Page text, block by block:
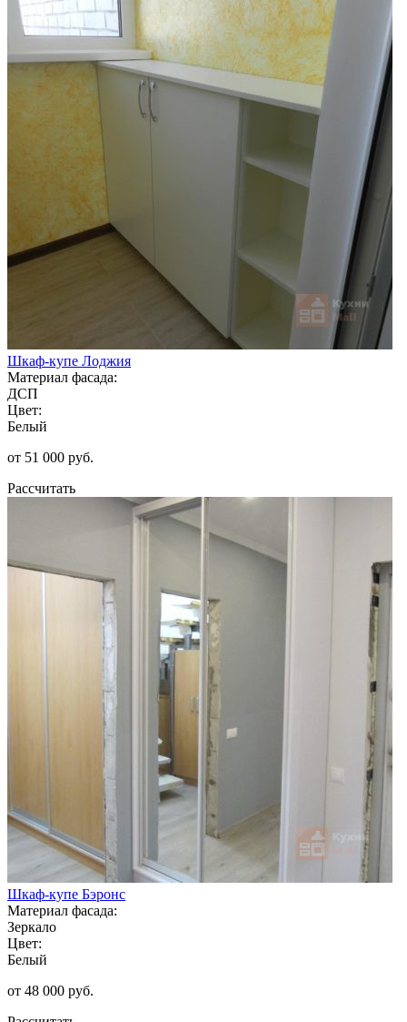
Шкаф-купе Лоджия
Материал фасада:
ДСП
Цвет:
Белый
от 51 000 руб.
Рассчитать
Шкаф-купе Бэронс
Материал фасада:
Зеркало
Цвет:
Белый
от 48 000 руб.